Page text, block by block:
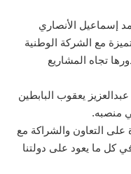
إسماعيل الأنصاري
مع الشركة الوطنية
تجاه المشاريع
يعقوب البابطين
منصبه.
التعاون والشراكة مع
كل ما يعود على دولتنا